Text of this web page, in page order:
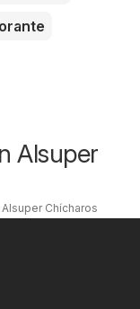
Alsuper
Alsuper Chícharos